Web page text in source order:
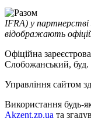
IFRA) у партнерстві
відображають
Офіційна
Слобожанський,
Управління сайтом
Використання будь-
Akzent.zp.ua та